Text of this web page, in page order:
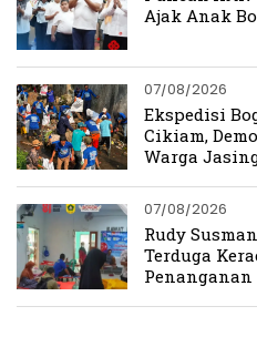
Ajak Anak
07/08/2026
Ekspedisi
Cikiam,
Warga
07/08/2026
Rudy
Terduga